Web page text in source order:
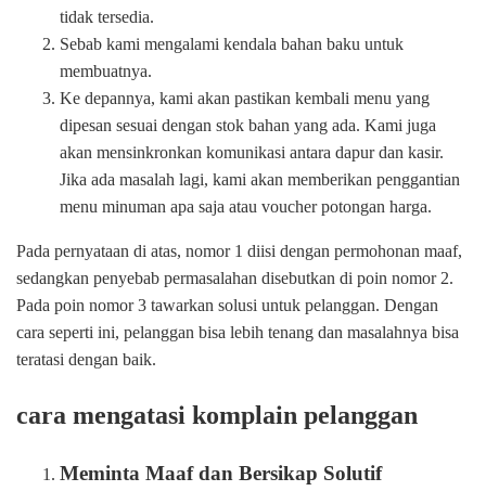
tidak tersedia.
Sebab kami mengalami kendala bahan baku untuk
membuatnya.
Ke depannya, kami akan pastikan kembali menu yang
dipesan sesuai dengan stok bahan yang ada. Kami juga
akan mensinkronkan komunikasi antara dapur dan kasir.
Jika ada masalah lagi, kami akan memberikan penggantian
menu minuman apa saja atau voucher potongan harga.
Pada pernyataan di atas, nomor 1 diisi dengan permohonan maaf,
sedangkan penyebab permasalahan disebutkan di poin nomor 2.
Pada poin nomor 3 tawarkan solusi untuk pelanggan. Dengan
cara seperti ini, pelanggan bisa lebih tenang dan masalahnya bisa
teratasi dengan baik.
cara mengatasi komplain pelanggan
Meminta Maaf dan Bersikap Solutif